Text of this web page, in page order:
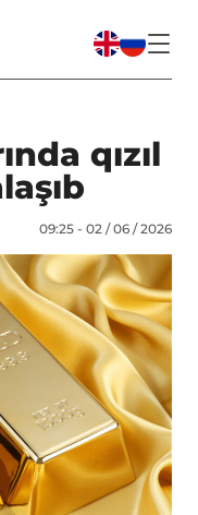
qızıl
09:25 - 02 / 06 / 2026